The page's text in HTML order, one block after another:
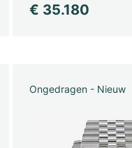
€ 35.180
Ongedragen - Nieuw